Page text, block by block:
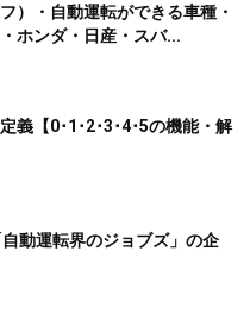
）・自動運転ができる車種・
ホンダ・日産・スバ...
義【0･1･2･3･4･5の機能・解
動運転界のジョブズ」の企